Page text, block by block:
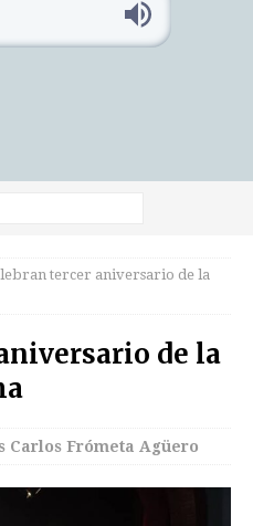
tercer aniversario de la
de la
Carlos Frómeta Agüero